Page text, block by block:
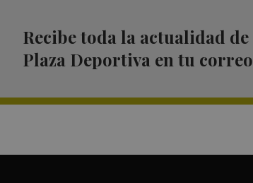
Recibe toda la actualidad de
Plaza Deportiva en tu correo